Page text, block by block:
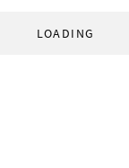
LOADING